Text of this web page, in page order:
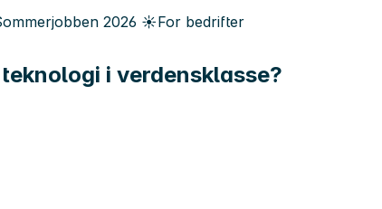
2026 ☀️For bedrifter
i verdensklasse?